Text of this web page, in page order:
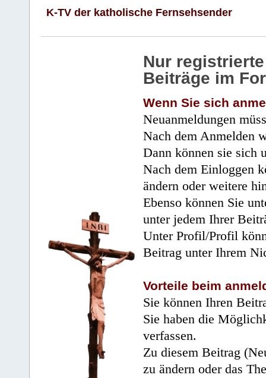
K-TV der katholische Fernsehsender
Nur
Beiträge im
Wenn Sie sich
Neuanmeldungen
Nach dem Anmelden
Dann können sie sich
Nach dem Einloggen
ändern oder weitere
Ebenso können Sie
unter jedem Ihrer
Unter Profil/Profil
Beitrag unter Ihrem
Vorteile beim
Sie können Ihren
Sie haben die
verfassen.
Zu diesem Beitrag
zu ändern oder das